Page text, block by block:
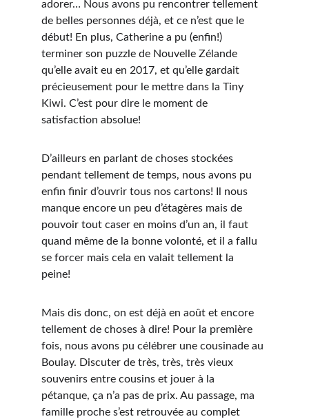
adorer… Nous avons pu rencontrer tellement
de belles personnes déjà, et ce n’est que le
début! En plus, Catherine a pu (enfin!)
terminer son puzzle de Nouvelle Zélande
qu’elle avait eu en 2017, et qu’elle gardait
précieusement pour le mettre dans la Tiny
Kiwi. C’est pour dire le moment de
satisfaction absolue!
D’ailleurs en parlant de choses stockées
pendant tellement de temps, nous avons pu
enfin finir d’ouvrir tous nos cartons! Il nous
manque encore un peu d’étagères mais de
pouvoir tout caser en moins d’un an, il faut
quand même de la bonne volonté, et il a fallu
se forcer mais cela en valait tellement la
peine!
Mais dis donc, on est déjà en août et encore
tellement de choses à dire! Pour la première
fois, nous avons pu célébrer une cousinade au
Boulay. Discuter de très, très, très vieux
souvenirs entre cousins et jouer à la
pétanque, ça n’a pas de prix. Au passage, ma
famille proche s’est retrouvée au complet